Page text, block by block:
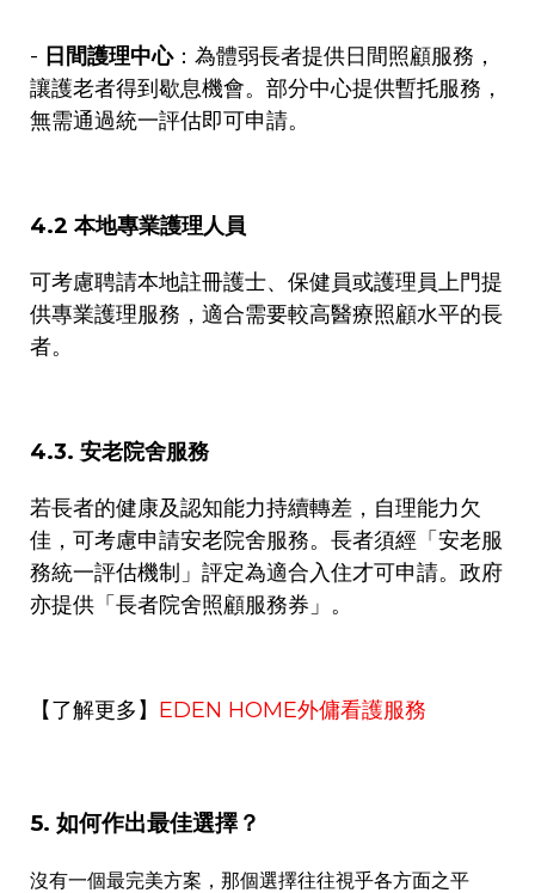
- 日間護理中心：為體弱長者提供日間照顧服務，
讓護老者得到歇息機會。部分中心提供暫托服務，
無需通過統一評估即可申請。
4.2 本地專業護理人員
可考慮聘請本地註冊護士、保健員或護理員上門提
供專業護理服務，適合需要較高醫療照顧水平的長
者。
4.3. 安老院舍服務
若長者的健康及認知能力持續轉差，自理能力欠
佳，可考慮申請安老院舍服務。長者須經「安老服
務統一評估機制」評定為適合入住才可申請。政府
亦提供「長者院舍照顧服務券」。
【了解更多】 EDEN HOME外傭看護服務
5. 如何作出最佳選擇？
沒有一個最完美方案，那個選擇往往視乎各方面之平